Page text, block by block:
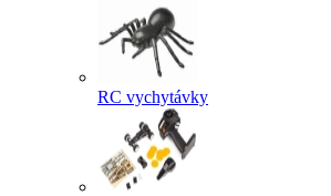
RC vychytávky